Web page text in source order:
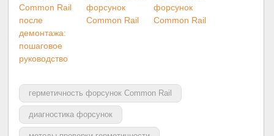
Common Rail
после
демонтажа:
пошаговое
руководство
форсунок
Common Rail
форсунок
Common Rail
герметичность форсунок Common Rail
диагностика форсунок